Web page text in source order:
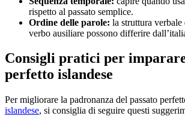
rispetto al passato semplice.
Ordine delle parole: la struttura
verbo ausiliare possono differire
Consigli pratici per
perfetto islandese
Per migliorare la padronanza del passato
islandese, si consiglia di seguire questi